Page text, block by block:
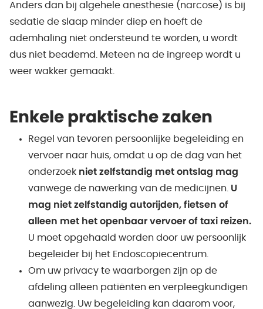
Anders dan bij algehele anesthesie (narcose) is bij
sedatie de slaap minder diep en hoeft de
ademhaling niet ondersteund te worden, u wordt
dus niet beademd. Meteen na de ingreep wordt u
weer wakker gemaakt.
Enkele praktische zaken
Regel van tevoren persoonlijke begeleiding en
vervoer naar huis, omdat u op de dag van het
onderzoek niet zelfstandig met ontslag mag
vanwege de nawerking van de medicijnen. U
mag niet zelfstandig autorijden, fietsen of
alleen met het openbaar vervoer of taxi reizen.
U moet opgehaald worden door uw persoonlijk
begeleider bij het Endoscopiecentrum.
Om uw privacy te waarborgen zijn op de
afdeling alleen patiënten en verpleegkundigen
aanwezig. Uw begeleiding kan daarom voor,